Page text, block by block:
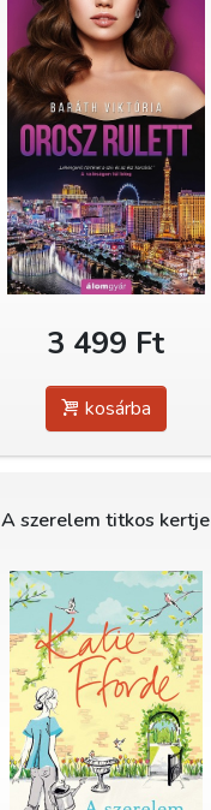
3 499 Ft
kosárba
A szerelem titkos kertje